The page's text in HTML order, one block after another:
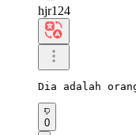
hjr124
Dia adalah
0